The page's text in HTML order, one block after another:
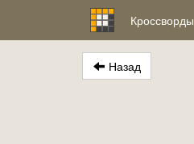
Кроссворды
Назад